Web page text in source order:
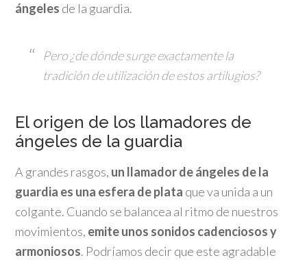
ángeles de la guardia.
Pero ¿de dónde surge exactamente la
tradición de utilización de estos artilugios?
El origen de los llamadores de
ángeles de la guardia
A grandes rasgos, un llamador de ángeles de la
guardia es una esfera de plata que va unida a un
colgante. Cuando se balancea al ritmo de nuestros
movimientos, emite unos sonidos cadenciosos y
armoniosos. Podríamos decir que este agradable